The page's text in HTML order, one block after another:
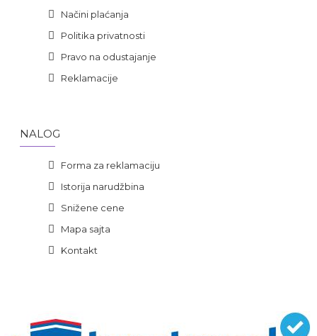
Načini plaćanja
Politika privatnosti
Pravo na odustajanje
Reklamacije
NALOG
Forma za reklamaciju
Istorija narudžbina
Snižene cene
Mapa sajta
Kontakt